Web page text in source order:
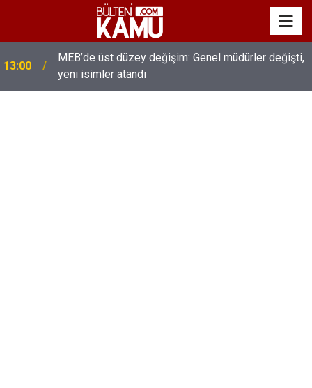
13:00
MEB’de üst düzey değişim: Genel müdürler değişti,
yeni isimler atandı